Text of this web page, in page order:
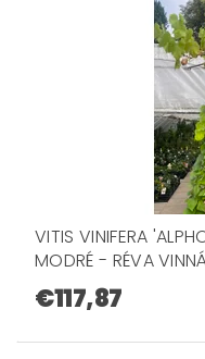
VITIS VINIFERA
MODRÉ - RÉVA
€117,87